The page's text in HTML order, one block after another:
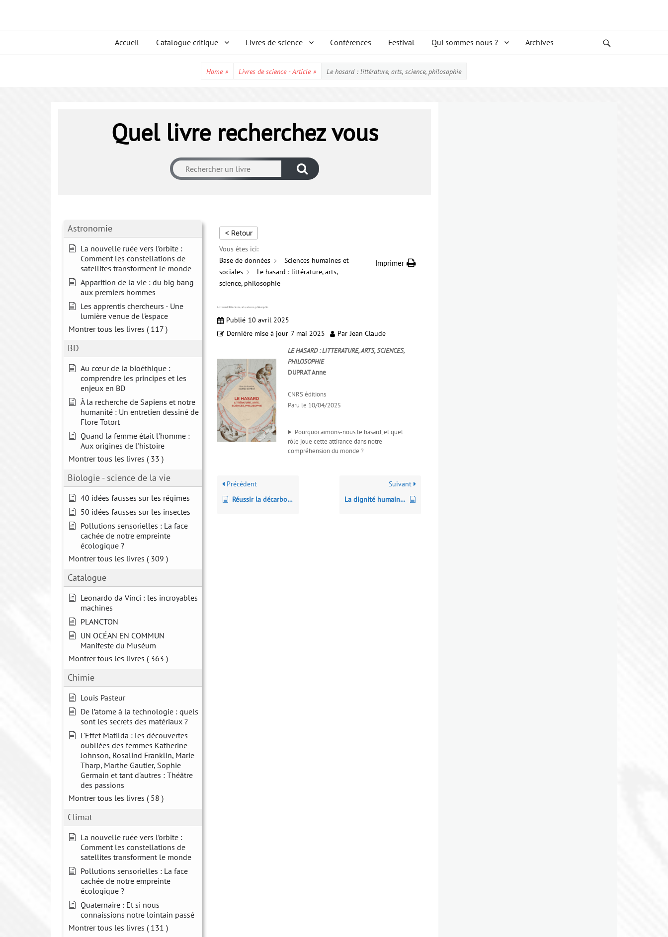
menu
Accueil Catalogue critique Livres de science Conférences Festival Qui sommes nous ? Archives
Home » Livres de science - Article » Le hasard : littérature, arts, science, philosophie
Quel livre recherchez vous
Astronomie
La nouvelle ruée vers l’orbite :
Comment les constellations de
satellites transforment le monde
Apparition de la vie : du big bang
aux premiers hommes
Les apprentis chercheurs - Une
lumière venue de l'espace
Montrer tous les livres ( 117 )
BD
Au cœur de la bioéthique :
comprendre les principes et les
enjeux en BD
À la recherche de Sapiens et notre
humanité : Un entretien dessiné de
Flore Totort
Quand la femme était l'homme :
Aux origines de l'histoire
Montrer tous les livres ( 33 )
Biologie - science de la vie
40 idées fausses sur les régimes
50 idées fausses sur les insectes
Pollutions sensorielles : La face
cachée de notre empreinte
écologique ?
Montrer tous les livres ( 309 )
Catalogue
Leonardo da Vinci : les incroyables
machines
PLANCTON
UN OCÉAN EN COMMUN
Manifeste du Muséum
Montrer tous les livres ( 363 )
Chimie
Louis Pasteur
De l’atome à la technologie : quels
sont les secrets des matériaux ?
L'Effet Matilda : les découvertes
oubliées des femmes Katherine
Johnson, Rosalind Franklin, Marie
Tharp, Marthe Gautier, Sophie
Germain et tant d'autres : Théâtre
des passions
Montrer tous les livres ( 58 )
Climat
La nouvelle ruée vers l’orbite :
Comment les constellations de
satellites transforment le monde
Pollutions sensorielles : La face
cachée de notre empreinte
écologique ?
Quaternaire : Et si nous
connaissions notre lointain passé
Montrer tous les livres ( 131 )
< Retour
Vous êtes ici:
Base de données
Sciences humaines et
sociales
Le hasard : littérature, arts,
science, philosophie
Imprimer
Le hasard : littérature, arts, science, philosophie
Publié 10 avril 2025
Dernière mise à jour 7 mai 2025 Par Jean Claude
LE HASARD : LITTERATURE, ARTS, SCIENCES,
PHILOSOPHIE
DUPRAT Anne
CNRS éditions
Paru le 10/04/2025
Pourquoi aimons-nous le hasard, et quel
rôle joue cette attirance dans notre
compréhension du monde ?
Précédent
Réussir la décarbonation : des mobilités dans les territoires
Suivant
La dignité humaine à l’heure de l’IA et des neurosciences